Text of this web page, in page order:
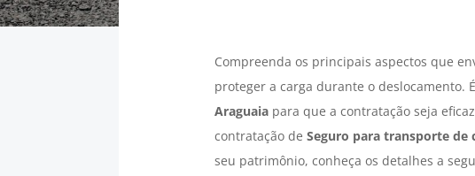
Compreenda os principais aspectos que
proteger a carga durante o deslocamento.
Araguaiapara que a contratação seja
contratação de Seguro para transporte de
seu patrimônio, conheça os detalhes a